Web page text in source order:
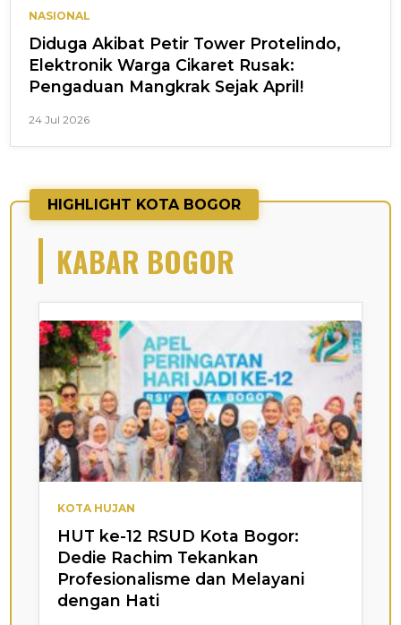
NASIONAL
Diduga Akibat Petir Tower Protelindo,
Elektronik Warga Cikaret Rusak:
Pengaduan Mangkrak Sejak April!
24 Jul 2026
HIGHLIGHT KOTA BOGOR
KABAR BOGOR
KOTA HUJAN
HUT ke-12 RSUD Kota Bogor:
Dedie Rachim Tekankan
Profesionalisme dan Melayani
dengan Hati